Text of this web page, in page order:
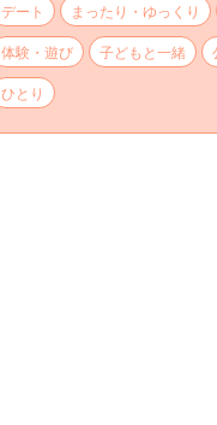
デート
まったり・ゆっくり
体験・遊び
子どもと一緒
ひとり